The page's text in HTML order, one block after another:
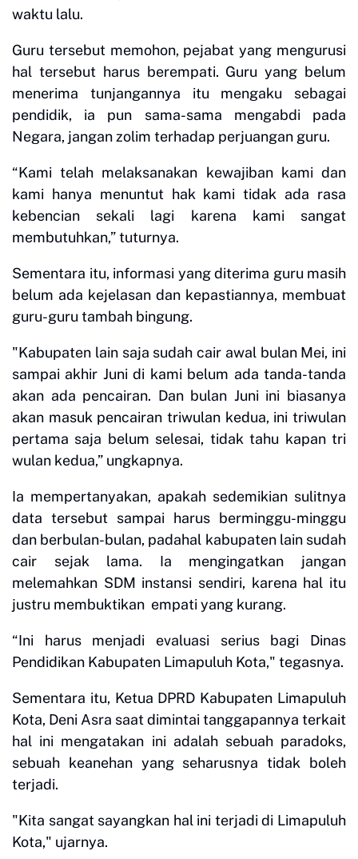
waktu lalu.
Guru tersebut memohon, pejabat yang mengurusi
hal tersebut harus berempati. Guru yang belum
menerima tunjangannya itu mengaku sebagai
pendidik, ia pun sama-sama mengabdi pada
Negara, jangan zolim terhadap perjuangan guru.
“Kami telah melaksanakan kewajiban kami dan
kami hanya menuntut hak kami tidak ada rasa
kebencian sekali lagi karena kami sangat
membutuhkan,” tuturnya.
Sementara itu, informasi yang diterima guru masih
belum ada kejelasan dan kepastiannya, membuat
guru-guru tambah bingung.
"Kabupaten lain saja sudah cair awal bulan Mei, ini
sampai akhir Juni di kami belum ada tanda-tanda
akan ada pencairan. Dan bulan Juni ini biasanya
akan masuk pencairan triwulan kedua, ini triwulan
pertama saja belum selesai, tidak tahu kapan tri
wulan kedua,” ungkapnya.
Ia mempertanyakan, apakah sedemikian sulitnya
data tersebut sampai harus berminggu-minggu
dan berbulan-bulan, padahal kabupaten lain sudah
cair sejak lama. Ia mengingatkan jangan
melemahkan SDM instansi sendiri, karena hal itu
justru membuktikan empati yang kurang.
“Ini harus menjadi evaluasi serius bagi Dinas
Pendidikan Kabupaten Limapuluh Kota," tegasnya.
Sementara itu, Ketua DPRD Kabupaten Limapuluh
Kota, Deni Asra saat dimintai tanggapannya terkait
hal ini mengatakan ini adalah sebuah paradoks,
sebuah keanehan yang seharusnya tidak boleh
terjadi.
"Kita sangat sayangkan hal ini terjadi di Limapuluh
Kota," ujarnya.